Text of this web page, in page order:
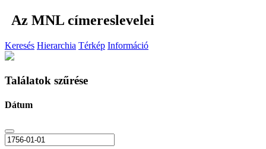
Az MNL címereslevelei
Keresés Hierarchia Térkép Információ
Találatok szűrése
Dátum